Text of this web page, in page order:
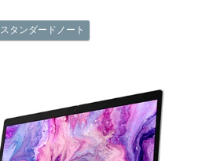
スタンダードノート